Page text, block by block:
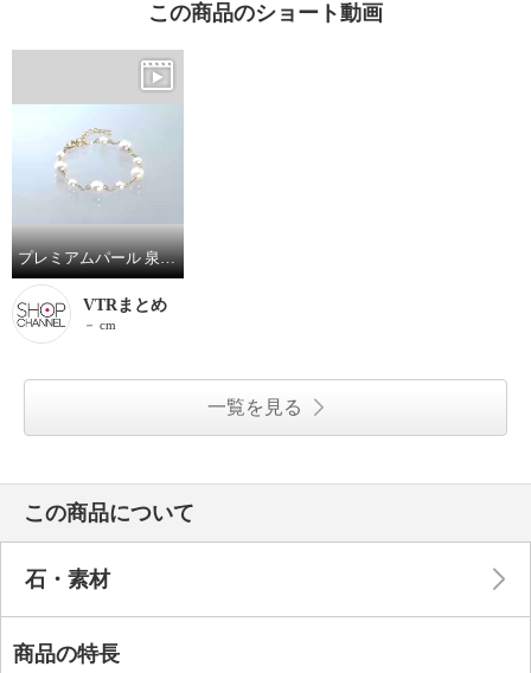
この商品のショート動画
プレミアムパール 泉州の職人技 貝パール エターナルハーモニー ステーションブレスレット
VTRまとめ
－ cm
一覧を見る
この商品について
石・素材
商品の特長